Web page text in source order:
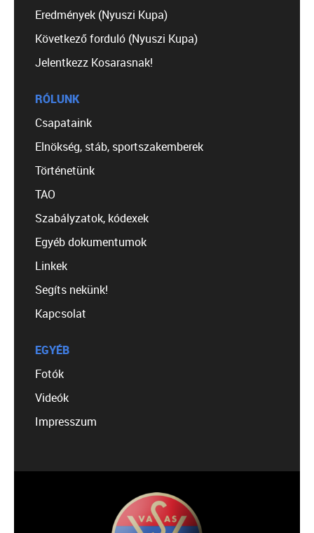
Eredmények (Nyuszi Kupa)
Következő forduló (Nyuszi Kupa)
Jelentkezz Kosarasnak!
RÓLUNK
Csapataink
Elnökség, stáb, sportszakemberek
Történetünk
TAO
Szabályzatok, kódexek
Egyéb dokumentumok
Linkek
Segíts nekünk!
Kapcsolat
EGYÉB
Fotók
Videók
Impresszum